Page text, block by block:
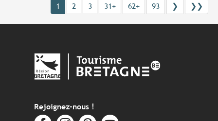
1 2 3 31+ 62+ 93 ❯ ❯❯
Rejoignez-nous !